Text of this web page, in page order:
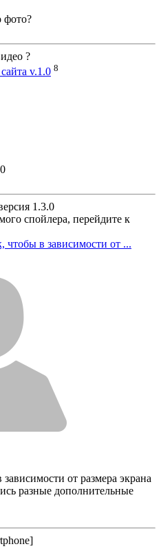
фото?
?
v.1.0 8
1.3.0
спойлера, перейдите к
чтобы в зависимости от ...
от размера экрана
разные дополнительные